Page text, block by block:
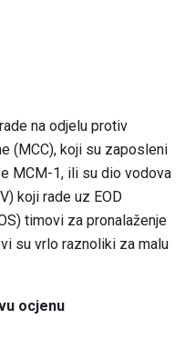
na odjelu protiv
(MCC), koji su zaposleni
MCM-1, ili su dio vodova
koji rade uz EOD
timovi za pronalaženje
su vrlo raznoliki za malu
ocjenu